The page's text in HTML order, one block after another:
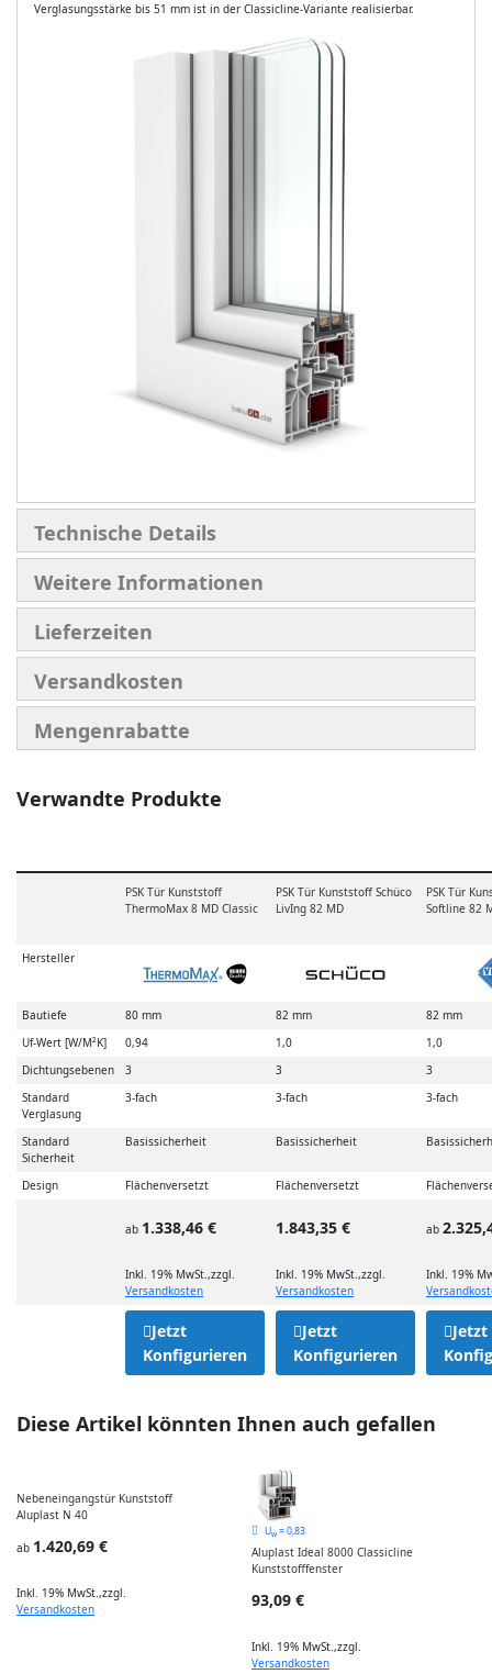
Verglasungsstärke bis 51 mm ist in der Classicline-Variante realisierbar.
Technische Details
Weitere Informationen
Lieferzeiten
Versandkosten
Mengenrabatte
Verwandte Produkte
PSK Tür Kunststoff
ThermoMax 8 MD Classic
PSK Tür Kunststoff Schüco
LivIng 82 MD
PSK Tür
Softline 82
Hersteller
Bautiefe 80 mm 82 mm
82 mm
Uf-Wert [W/M²K]
0,94 1,0
1,0
Dichtungsebenen
3 3
3
Standard
Verglasung
3-fach 3-fach 3-fach
Standard
Sicherheit
Basissicherheit Basissicherheit
Design Flächenversetzt Flächenversetzt
ab 1.338,46 €
Inkl. 19% MwSt.,zzgl.
Versandkosten
1.843,35 €
Inkl. 19% MwSt.,zzgl.
Versandkosten
ab
Inkl. 19%
Jetzt
Konfigurieren
Jetzt
Konfigurieren
Jetzt
Diese Artikel könnten Ihnen auch gefallen
Nebeneingangstür Kunststoff
Aluplast N 40
ab 1.420,69 €
Inkl. 19% MwSt.,zzgl.
Versandkosten
Uw = 0,83
Aluplast Ideal 8000 Classicline
Kunststofffenster
93,09 €
Inkl. 19% MwSt.,zzgl.
Versandkosten